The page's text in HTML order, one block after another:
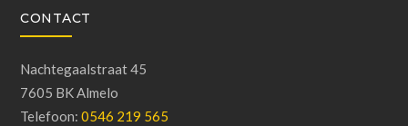
CONTACT
Nachtegaalstraat 45
7605 BK Almelo
Telefoon:0546 219 565